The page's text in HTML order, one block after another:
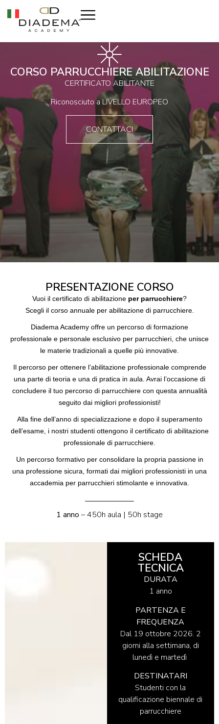
CORSO PARRUCCHIERE ABILITAZIONE
CERTIFICATO ABILITANTE
Riconosciuto a LIVELLO EUROPEO
CONTATTACI
PRESENTAZIONE CORSO
Vuoi il certificato di abilitazione per parrucchiere?
Scegli il corso annuale per abilitazione di parrucchiere.
Diadema Academy offre un percorso di formazione
professionale e personale esclusivo per parrucchieri, che unisce
le materie tradizionali a quelle più innovative.
Il percorso per ottenere l’abilitazione professionale comprende
una parte di teoria e una di pratica in aula. Avrai l’occasione di
concludere il tuo percorso di parrucchiere con questa annualità
seguito dai migliori professionisti!
Alla fine dell’anno di specializzazione e dopo il superamento
dell’esame, i nostri studenti ottengono il certificato di abilitazione
professionale di parrucchiere
Un percorso formativo per consolidare la propria passione in
una professione sicura, formati dai migliori professionisti in una
accademia per parrucchieri stimolante e innovativa.
1 anno – 450h aula | 50h stage
SCHEDA
TECNICA
DURATA
1 anno
PARTENZA E
FREQUENZA
Dal 19 ottobre 2026. 2
giorni alla settimana, di
lunedì e martedì
DESTINATARI
Studenti con la
qualificazione biennale di
parrucchiere